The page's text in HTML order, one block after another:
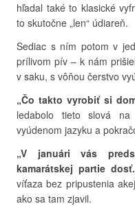
hľadal také to klasické
to skutočne „len“ údiareň.
Sediac s ním potom v
prílivom pív – k nám
v saku, s vôňou čerstvo
„Čo takto vyrobiť si
ledabolo tieto slová na
vyúdenom jazyku a
„V januári vás
kamarátskej partie
víťaza bez pripustenia
ako sa tam zjavil.